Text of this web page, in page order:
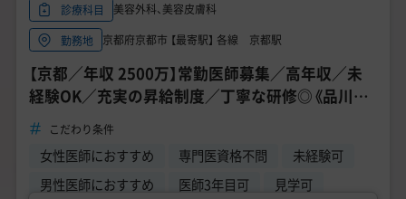
診療科目
美容外科、美容皮膚科
勤務地
京都府京都市 【最寄駅】 各線 京都駅
【京都／年収 2500万】常勤医師募集／高年収／未
経験OK／充実の昇給制度／丁寧な研修◎《品川ス
キンクリニック 京都院》
こだわり条件
女性医師におすすめ 専門医資格不問
未経験可
男性医師におすすめ
医師3年目可 見学可